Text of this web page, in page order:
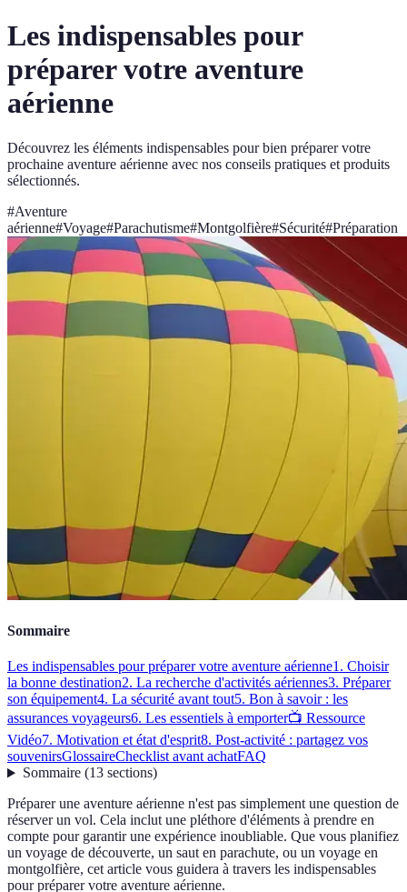
Les indispensables pour
préparer votre aventure
aérienne
Découvrez les éléments indispensables pour bien préparer votre
prochaine aventure aérienne avec nos conseils pratiques et produits
sélectionnés.
#Aventure
aérienne#Voyage#Parachutisme#Montgolfière#Sécurité#Préparation
Sommaire
Les indispensables pour préparer votre aventure aérienne1. Choisir
la bonne destination2. La recherche d'activités aériennes3. Préparer
son équipement4. La sécurité avant tout5. Bon à savoir : les
assurances voyageurs6. Les essentiels à emporter📺 Ressource
Vidéo7. Motivation et état d'esprit8. Post-activité : partagez vos
souvenirsGlossaireChecklist avant achatFAQ
Sommaire(13 sections)
Préparer une aventure aérienne n'est pas simplement une question de
réserver un vol. Cela inclut une pléthore d'éléments à prendre en
compte pour garantir une expérience inoubliable. Que vous planifiez
un voyage de découverte, un saut en parachute, ou un voyage en
montgolfière, cet article vous guidera à travers les indispensables
pour préparer votre aventure aérienne.